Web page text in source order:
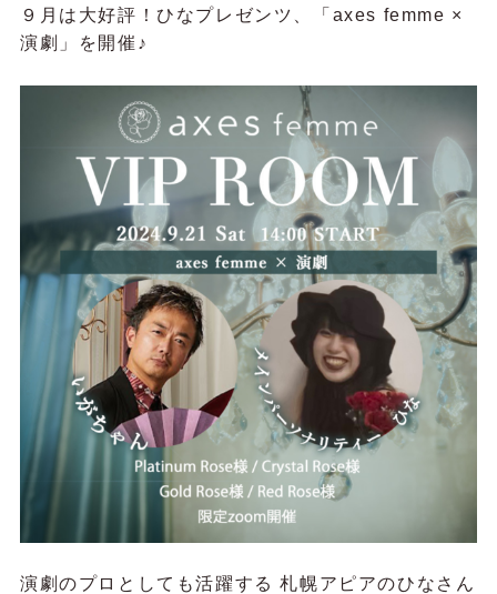
９月は大好評！ひなプレゼンツ、「axes femme ×
演劇」を開催♪
演劇のプロとしても活躍する 札幌アピアのひなさん